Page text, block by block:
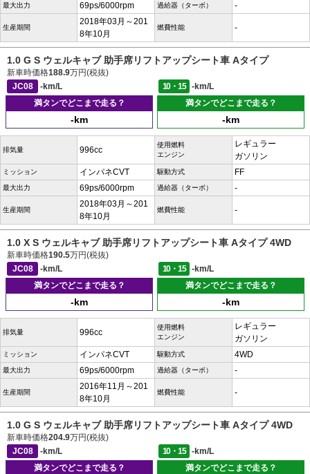
最大出力 69ps/6000rpm 過給器（ターボ） -
生産期間
2018年03月～201
8年10月
燃費性能 -
1.0 G S ウェルキャブ 助手席リフトアップシート車 Aタイプ
新車時価格188.9万円(税抜)
JC08
-km/L 10・15
-km/L
満タンでどこまで走る？
-km
満タンでどこまで走る？
-km
排気量 996cc
使用燃料
エンジン
レギュラー
ガソリン
ミッション インパネCVT 駆動方式 FF
最大出力 69ps/6000rpm 過給器（ターボ） -
生産期間
2018年03月～201
8年10月
燃費性能 -
1.0 X S ウェルキャブ 助手席リフトアップシート車 Aタイプ 4WD
新車時価格190.5万円(税抜)
JC08
-km/L 10・15
-km/L
満タンでどこまで走る？
-km
満タンでどこまで走る？
-km
排気量 996cc
使用燃料
エンジン
レギュラー
ガソリン
ミッション インパネCVT 駆動方式 4WD
最大出力 69ps/6000rpm 過給器（ターボ） -
生産期間
2016年11月～201
8年10月
燃費性能 -
1.0 G S ウェルキャブ 助手席リフトアップシート車 Aタイプ 4WD
新車時価格204.9万円(税抜)
JC08
-km/L 10・15
-km/L
満タンでどこまで走る？
満タンでどこまで走る？